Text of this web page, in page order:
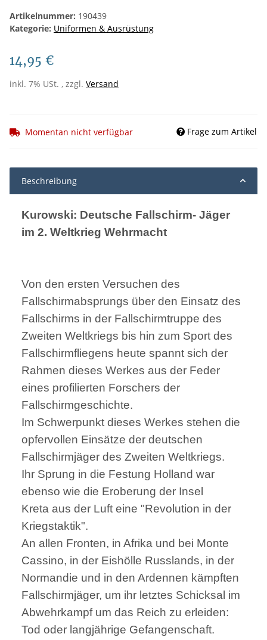
Artikelnummer: 190439
Kategorie: Uniformen & Ausrüstung
14,95 €
inkl. 7% USt. , zzgl. Versand
Momentan nicht verfügbar Frage zum Artikel
Beschreibung
Kurowski: Deutsche Fallschirm- Jäger
im 2. Weltkrieg Wehrmacht
Von den ersten Versuchen des
Fallschirmabsprungs über den Einsatz des
Fallschirms in der Fallschirmtruppe des
Zweiten Weltkriegs bis hin zum Sport des
Fallschirmfliegens heute spannt sich der
Rahmen dieses Werkes aus der Feder
eines profilierten Forschers der
Fallschirmgeschichte.
Im Schwerpunkt dieses Werkes stehen die
opfervollen Einsätze der deutschen
Fallschirmjäger des Zweiten Weltkriegs.
Ihr Sprung in die Festung Holland war
ebenso wie die Eroberung der Insel
Kreta aus der Luft eine "Revolution in der
Kriegstaktik".
An allen Fronten, in Afrika und bei Monte
Cassino, in der Eishölle Russlands, in der
Normandie und in den Ardennen kämpften
Fallschirmjäger, um ihr letztes Schicksal im
Abwehrkampf um das Reich zu erleiden:
Tod oder langjährige Gefangenschaft.